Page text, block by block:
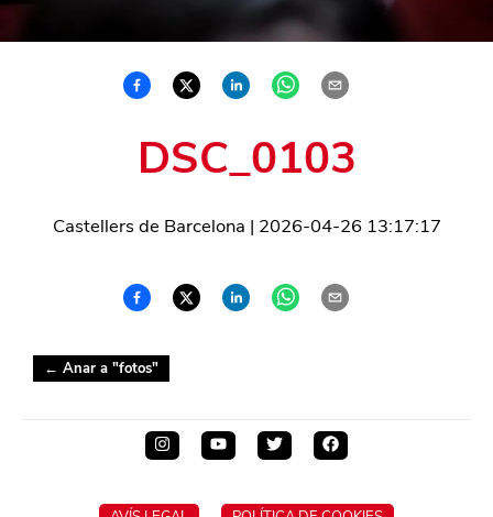
DSC_0103
Castellers de Barcelona | 2026-04-26 13:17:17
← Anar a "fotos"